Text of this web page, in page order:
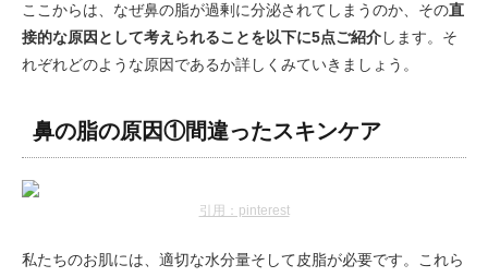
ここからは、なぜ鼻の脂が過剰に分泌されてしまうのか、その直
接的な原因として考えられることを以下に5点ご紹介します。そ
れぞれどのような原因であるか詳しくみていきましょう。
鼻の脂の原因①間違ったスキンケア
引用：pinterest
私たちのお肌には、適切な水分量そして皮脂が必要です。これら